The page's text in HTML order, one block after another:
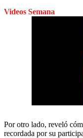
Videos Semana
Por otro lado, reveló
recordada por su